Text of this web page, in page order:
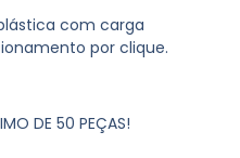
com carga
por clique.
DE 50 PEÇAS!